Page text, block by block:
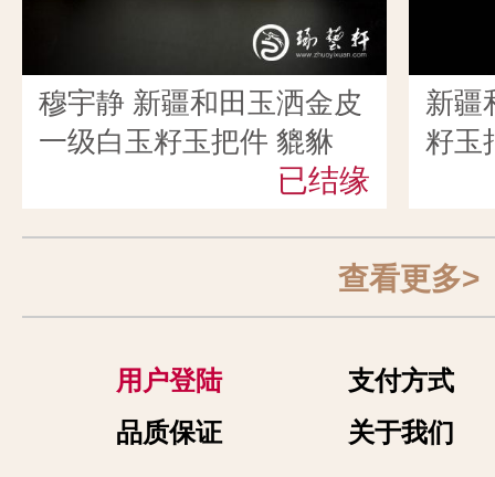
穆宇静 新疆和田玉洒金皮
一级白玉籽玉把件 貔貅
已结缘
新疆
籽玉
查看更多>
用户登陆
支付方式
品质保证
关于我们